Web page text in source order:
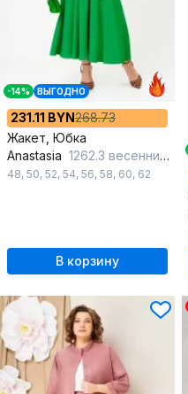
-14% ВЫГОДНО
231.11 BYN268.73
Жакет, Юбка
Anastasia 1262.3 весенний зеленый
48, 50, 52, 54, 56, 58, 60, 62
В корзину